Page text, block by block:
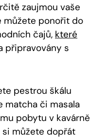
zaujmou vaše
můžete ponořit do
čajů, které
připravovány s
pestrou škálu
matcha či masala
pobytu v kavárně
si můžete dopřát